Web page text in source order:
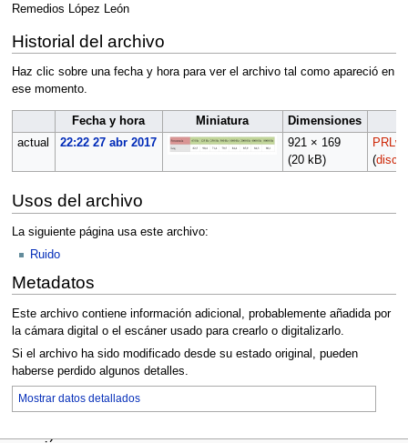
Remedios López León
Historial del archivo
Haz clic sobre una fecha y hora para ver el archivo tal como apareció en
ese momento.
Fecha y hora Miniatura Dimensiones
actual
22:22 27 abr 2017
921 × 169
(20 kB)
(
Usos del archivo
La siguiente página usa este archivo:
Ruido
Metadatos
Este archivo contiene información adicional, probablemente añadida por
la cámara digital o el escáner usado para crearlo o digitalizarlo.
Si el archivo ha sido modificado desde su estado original, pueden
haberse perdido algunos detalles.
Mostrar datos detallados